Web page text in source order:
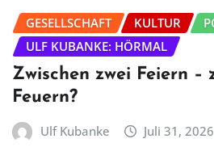
GESELLSCHAFT KULTUR
ULF KUBANKE: HÖRMAL
Zwischen zwei Feiern –
Feuern?
Ulf Kubanke Juli 31, 2026